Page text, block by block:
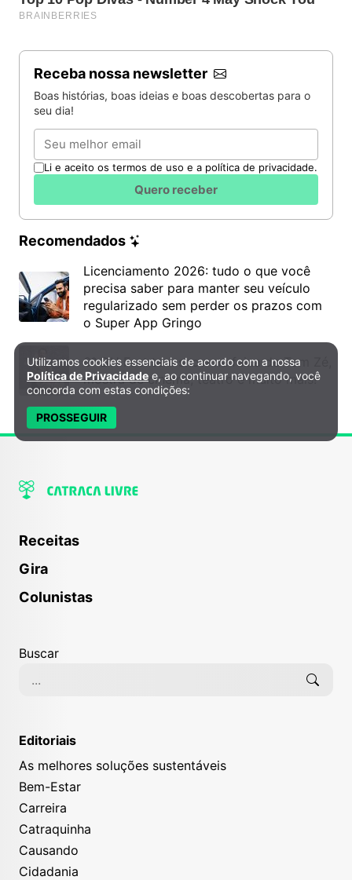
Receba nossa newsletter
Boas histórias, boas ideias e boas descobertas para o
seu dia!
Email
Li e aceito os termos de uso e a política de privacidade.
Quero receber
Recomendados
Licenciamento 2026: tudo o que você
precisa saber para manter seu veículo
regularizado sem perder os prazos com
o Super App Gringo
6º DH Fest tem show na faixa de Tom Zé,
mostra de cinema, teatro e muito mais!
Receitas
Gira
Colunistas
Buscar
Editoriais
As melhores soluções sustentáveis
Bem-Estar
Carreira
Catraquinha
Causando
Cidadania
Política de Privacidade e Cookies
Utilizamos cookies essenciais de acordo com a nossa
Política de Privacidade e, ao continuar navegando, você
concorda com estas condições:
PROSSEGUIR